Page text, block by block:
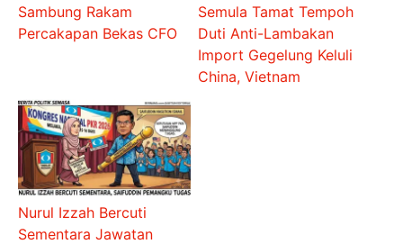
Sambung Rakam
Percakapan Bekas CFO
Semula Tamat Tempoh
Duti Anti-Lambakan
Import Gegelung Keluli
China, Vietnam
Nurul Izzah Bercuti
Sementara Jawatan